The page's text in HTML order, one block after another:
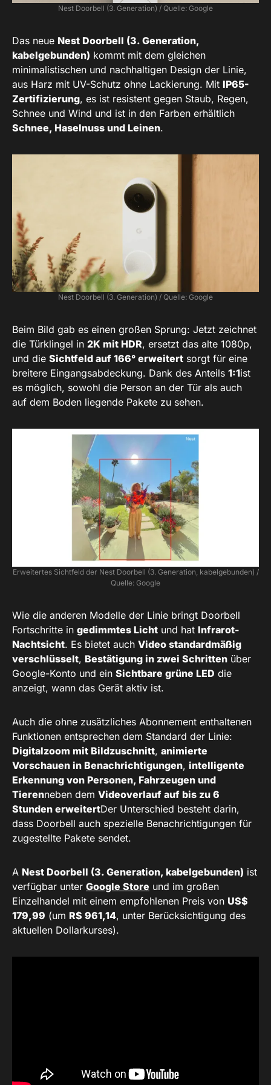
Nest Doorbell (3. Generation) / Quelle: Google
Das neue Nest Doorbell (3. Generation,
kabelgebunden) kommt mit dem gleichen
minimalistischen und nachhaltigen Design der Linie,
aus Harz mit UV-Schutz ohne Lackierung. Mit IP65-
Zertifizierung, es ist resistent gegen Staub, Regen,
Schnee und Wind und ist in den Farben erhältlich
Schnee, Haselnuss und Leinen.
Nest Doorbell (3. Generation) / Quelle: Google
Beim Bild gab es einen großen Sprung: Jetzt zeichnet
die Türklingel in 2K mit HDR, ersetzt das alte 1080p,
und die Sichtfeld auf 166° erweitert sorgt für eine
breitere Eingangsabdeckung. Dank des Anteils 1:1ist
es möglich, sowohl die Person an der Tür als auch
auf dem Boden liegende Pakete zu sehen.
Erweitertes Sichtfeld der Nest Doorbell (3. Generation, kabelgebunden) /
Quelle: Google
Wie die anderen Modelle der Linie bringt Doorbell
Fortschritte in gedimmtes Licht und hat Infrarot-
Nachtsicht. Es bietet auch Video standardmäßig
verschlüsselt, Bestätigung in zwei Schritten über
Google-Konto und ein Sichtbare grüne LED die
anzeigt, wann das Gerät aktiv ist.
Auch die ohne zusätzliches Abonnement enthaltenen
Funktionen entsprechen dem Standard der Linie:
Digitalzoom mit Bildzuschnitt, animierte
Vorschauen in Benachrichtigungen, intelligente
Erkennung von Personen, Fahrzeugen und
Tierenneben dem Videoverlauf auf bis zu 6
Stunden erweitertDer Unterschied besteht darin,
dass Doorbell auch spezielle Benachrichtigungen für
zugestellte Pakete sendet.
A Nest Doorbell (3. Generation, kabelgebunden) ist
verfügbar unter Google Store und im großen
Einzelhandel mit einem empfohlenen Preis von US$
179,99 (um R$ 961,14, unter Berücksichtigung des
aktuellen Dollarkurses).